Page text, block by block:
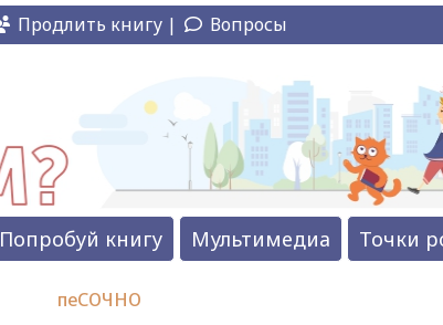
Продлить книгу | Вопросы
Попробуй книгу Мультимедиа Точки
пеСОЧНО